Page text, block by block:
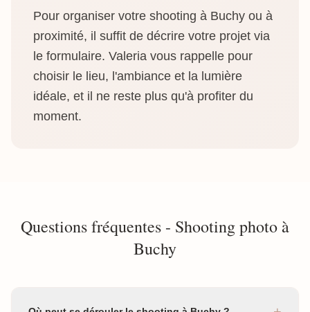
Pour organiser votre shooting à Buchy ou à
proximité, il suffit de décrire votre projet via
le formulaire. Valeria vous rappelle pour
choisir le lieu, l'ambiance et la lumière
idéale, et il ne reste plus qu'à profiter du
moment.
Questions fréquentes - Shooting photo à
Buchy